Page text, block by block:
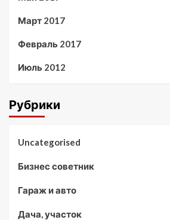
Март 2017
Февраль 2017
Июль 2012
Рубрики
Uncategorised
Бизнес советник
Гараж и авто
Дача, участок